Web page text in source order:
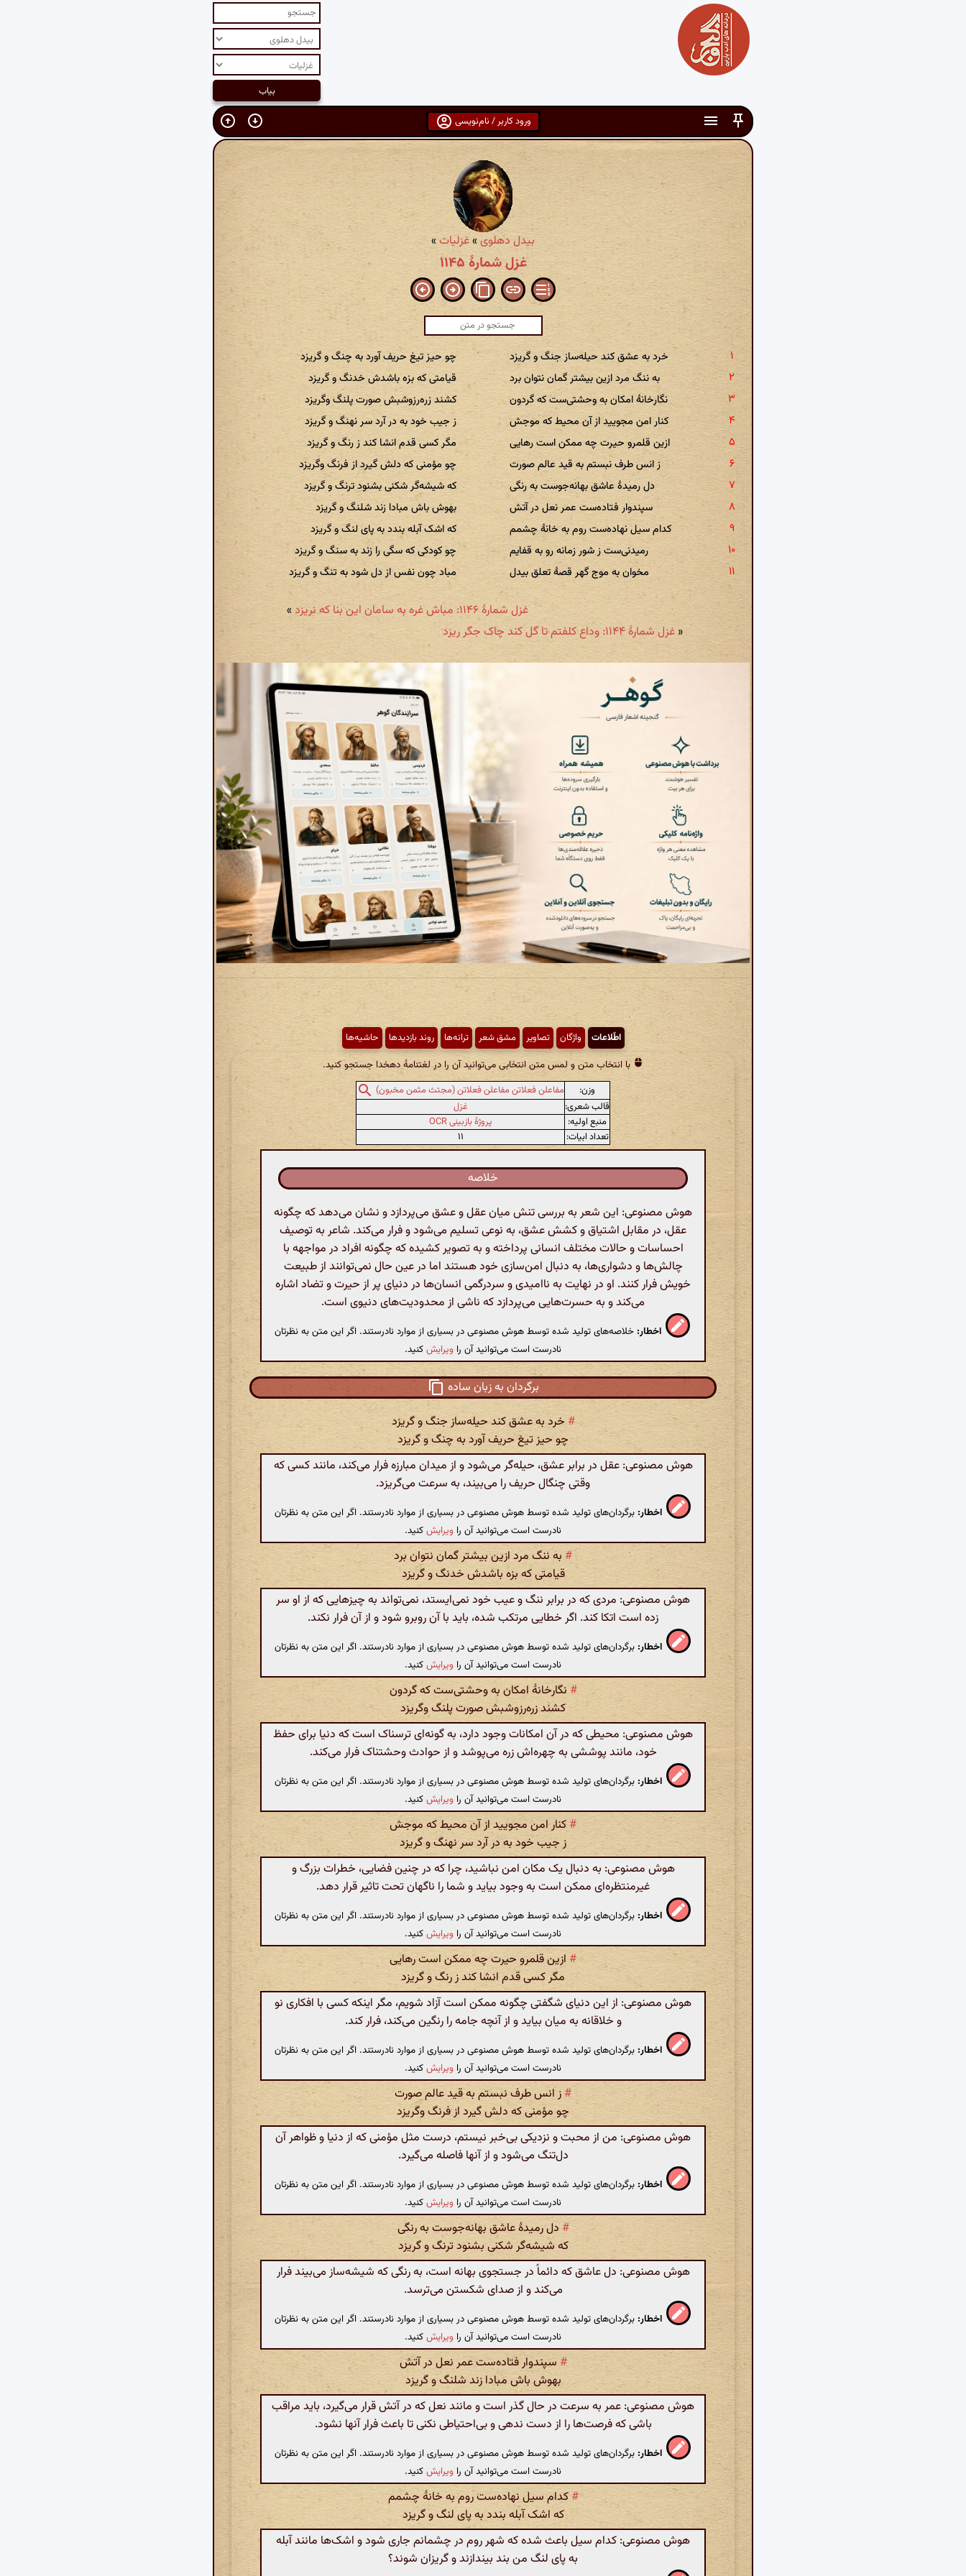
ورود کاربر / نام‌نویسی
بیدل دهلوی»غزلیات»
غزل شمارهٔ ۱۱۴۵
خرد به عشق‌ کند حیله‌ساز جنگ و گریزد
چو حیز تیغ حریف آورد به چنگ و گریزد
به ننگ مرد ازین بیشتر گمان نتوان برد
قیامتی ‌که بزه باشدش خدنگ و گریزد
نگارخانهٔ امکان به و‌حشتی‌ست که گردون
کشند زره‌رزوشبش صورت پلنگ وگریزد
کنار امن مجویید از آن محیط که موجش
ز جیب خود به ‌در آرد سر نهنگ و گریزد
ازین قلمرو حیرت چه ممکن است رهایی
مگر کسی قدم انشا کند ز رنگ و گریزد
ز انس طرف نبستم به قید عالم صورت
چو مؤمنی ‌که دلش ‌گیرد از فرنگ وگریزد
دل رمیدهٔ عاشق بهانه‌جوست به رنگی
که شیشه‌گر شکنی بشنود ترنگ و گریزد
سپندوار فتاده‌ست عمر نعل در آتش
بهوش باش مبادا زند شلنگ و گریزد
کدام سیل نهاده‌ست روم به خانهٔ چشمم
که اشک آبله بندد به پای لنگ و گریزد
رمیدنی‌ست ز شور زمانه رو به قفایم
چو کودکی‌ که سگی را زند به سنگ و گریزد
مخوان به موج ‌گهر قصهٔ تعلق بیدل
مباد چون نفس از دل شود به تنگ و گریزد
غزل شمارهٔ ۱۱۴۶: مباش غره به سامان این بنا که نریزد
»
« غزل شمارهٔ ۱۱۴۴: وداع‌ کلفتم تا گل‌ کند چاک جگر ریزد
اطّلاعات واژگان تصاویر مشق شعر ترانه‌ها روند بازدیدها حاشیه‌ها
با انتخاب متن و لمس متن انتخابی می‌توانید آن را در لغتنامهٔ دهخدا جستجو کنید.
وزن:
مفاعلن فعلاتن مفاعلن فعلاتن (مجتث مثمن مخبون)
قالب شعری:
غزل
منبع اولیه:
پروژهٔ بازبینی OCR
تعداد ابیات:
۱۱
خلاصه
هوش مصنوعی: این شعر به بررسی تنش میان عقل و عشق می‌پردازد و نشان می‌دهد که چگونه
عقل، در مقابل اشتیاق و کشش عشق، به نوعی تسلیم می‌شود و فرار می‌کند. شاعر به توصیف
احساسات و حالات مختلف انسانی پرداخته و به تصویر کشیده که چگونه افراد در مواجهه با
چالش‌ها و دشواری‌ها، به دنبال امن‌سازی خود هستند اما در عین حال نمی‌توانند از طبیعت
خویش فرار کنند. او در نهایت به ناامیدی و سردرگمی انسان‌ها در دنیای پر از حیرت و تضاد اشاره
می‌کند و به حسرت‌هایی می‌پردازد که ناشی از محدودیت‌های دنیوی است.
اخطار: خلاصه‌های تولید شده توسط هوش مصنوعی در بسیاری از موارد نادرستند. اگر این متن به نظرتان
نادرست است می‌توانید آن را ویرایشکنید.
برگردان به زبان ساده
# خرد به عشق‌ کند حیله‌ساز جنگ و گریزد
چو حیز تیغ حریف آورد به چنگ و گریزد
هوش مصنوعی: عقل در برابر عشق، حیله‌گر می‌شود و از میدان مبارزه فرار می‌کند، مانند کسی که
وقتی چنگال حریف را می‌بیند، به سرعت می‌گریزد.
اخطار: برگردان‌های تولید شده توسط هوش مصنوعی در بسیاری از موارد نادرستند. اگر این متن به نظرتان
نادرست است می‌توانید آن را ویرایشکنید.
# به ننگ مرد ازین بیشتر گمان نتوان برد
قیامتی ‌که بزه باشدش خدنگ و گریزد
هوش مصنوعی: مردی که در برابر ننگ و عیب خود نمی‌ایستد، نمی‌تواند به چیزهایی که از او سر
زده است اتکا کند. اگر خطایی مرتکب شده، باید با آن روبرو شود و از آن فرار نکند.
اخطار: برگردان‌های تولید شده توسط هوش مصنوعی در بسیاری از موارد نادرستند. اگر این متن به نظرتان
نادرست است می‌توانید آن را ویرایشکنید.
# نگارخانهٔ امکان به و‌حشتی‌ست که گردون
کشند زره‌رزوشبش صورت پلنگ وگریزد
هوش مصنوعی: محیطی که در آن امکانات وجود دارد، به گونه‌ای ترسناک است که دنیا برای حفظ
خود، مانند پوششی به چهره‌اش زره می‌پوشد و از حوادث وحشتناک فرار می‌کند.
اخطار: برگردان‌های تولید شده توسط هوش مصنوعی در بسیاری از موارد نادرستند. اگر این متن به نظرتان
نادرست است می‌توانید آن را ویرایشکنید.
# کنار امن مجویید از آن محیط که موجش
ز جیب خود به ‌در آرد سر نهنگ و گریزد
هوش مصنوعی: به دنبال یک مکان امن نباشید، چرا که در چنین فضایی، خطرات بزرگ و
غیرمنتظره‌ای ممکن است به وجود بیاید و شما را ناگهان تحت تاثیر قرار دهد.
اخطار: برگردان‌های تولید شده توسط هوش مصنوعی در بسیاری از موارد نادرستند. اگر این متن به نظرتان
نادرست است می‌توانید آن را ویرایشکنید.
# ازین قلمرو حیرت چه ممکن است رهایی
مگر کسی قدم انشا کند ز رنگ و گریزد
هوش مصنوعی: از این دنیای شگفتی چگونه ممکن است آزاد شویم، مگر اینکه کسی با افکاری نو
و خلاقانه به میان بیاید و از آنچه جامه را رنگین می‌کند، فرار کند.
اخطار: برگردان‌های تولید شده توسط هوش مصنوعی در بسیاری از موارد نادرستند. اگر این متن به نظرتان
نادرست است می‌توانید آن را ویرایشکنید.
# ز انس طرف نبستم به قید عالم صورت
چو مؤمنی ‌که دلش ‌گیرد از فرنگ وگریزد
هوش مصنوعی: من از محبت و نزدیکی بی‌خبر نیستم، درست مثل مؤمنی که از دنیا و ظواهر آن
دل‌تنگ می‌شود و از آنها فاصله می‌گیرد.
اخطار: برگردان‌های تولید شده توسط هوش مصنوعی در بسیاری از موارد نادرستند. اگر این متن به نظرتان
نادرست است می‌توانید آن را ویرایشکنید.
# دل رمیدهٔ عاشق بهانه‌جوست به رنگی
که شیشه‌گر شکنی بشنود ترنگ و گریزد
هوش مصنوعی: دل عاشق که دائماً در جستجوی بهانه است، به رنگی که شیشه‌ساز می‌بیند فرار
می‌کند و از صدای شکستن می‌ترسد.
اخطار: برگردان‌های تولید شده توسط هوش مصنوعی در بسیاری از موارد نادرستند. اگر این متن به نظرتان
نادرست است می‌توانید آن را ویرایشکنید.
# سپندوار فتاده‌ست عمر نعل در آتش
بهوش باش مبادا زند شلنگ و گریزد
هوش مصنوعی: عمر به سرعت در حال گذر است و مانند نعل که در آتش قرار می‌گیرد، باید مراقب
باشی که فرصت‌ها را از دست ندهی و بی‌احتیاطی نکنی تا باعث فرار آنها نشود.
اخطار: برگردان‌های تولید شده توسط هوش مصنوعی در بسیاری از موارد نادرستند. اگر این متن به نظرتان
نادرست است می‌توانید آن را ویرایشکنید.
# کدام سیل نهاده‌ست روم به خانهٔ چشمم
که اشک آبله بندد به پای لنگ و گریزد
هوش مصنوعی: کدام سیل باعث شده که شهر روم در چشمانم جاری شود و اشک‌ها مانند آبله
به پای لنگ من بند بیندازند و گریزان شوند؟